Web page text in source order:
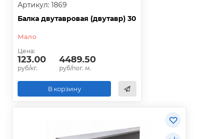
Артикул: 1869
Балка двутавровая (двутавр) 30
Мало
Цена:
123.00
руб/кг.
4489.50
руб/пог. м.
В корзину